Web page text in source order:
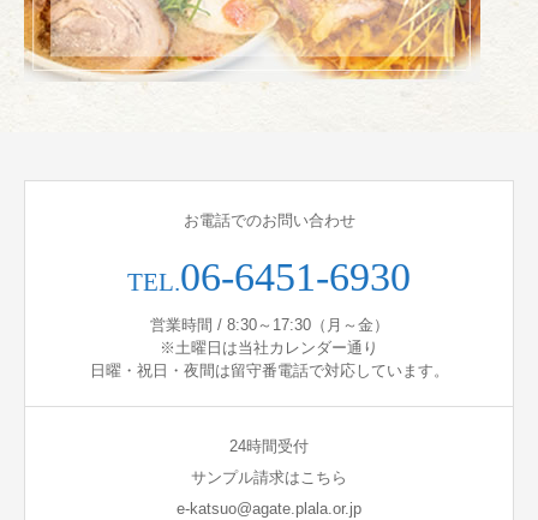
お電話でのお問い合わせ
TEL.06-6451-6930
営業時間 / 8:30～17:30（月～金）
※土曜日は当社カレンダー通り
日曜・祝日・夜間は留守番電話で対応しています。
24時間受付
サンプル請求はこちら
e-katsuo@agate.plala.or.jp